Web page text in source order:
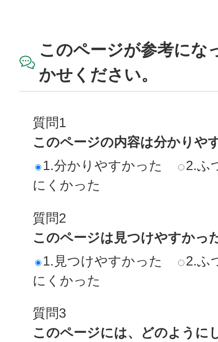
このページが参考にな
かせください。
質問1
このページの内容は分かりや
1.分かりやすかった
2.ふ
にくかった
質問2
このページは見つけやすかっ
1.見つけやすかった
2.ふ
にくかった
質問3
このページには、どのように